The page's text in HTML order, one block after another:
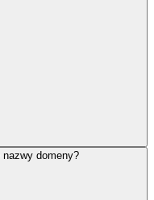
nazwy domeny?